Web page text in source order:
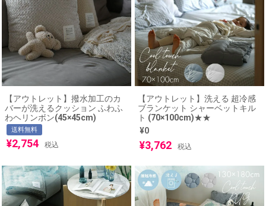
【アウトレット】撥水加工のカ
バーが洗えるクッション ふわふ
わヘリンボン(45×45cm)
送料無料
¥2,754 税込
【アウトレット】洗える 超冷感
ブランケット シャーベットキル
ト (70×100cm)★★
¥0
¥3,762 税込